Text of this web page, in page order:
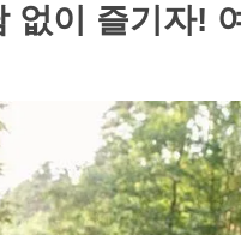
없이 즐기자!